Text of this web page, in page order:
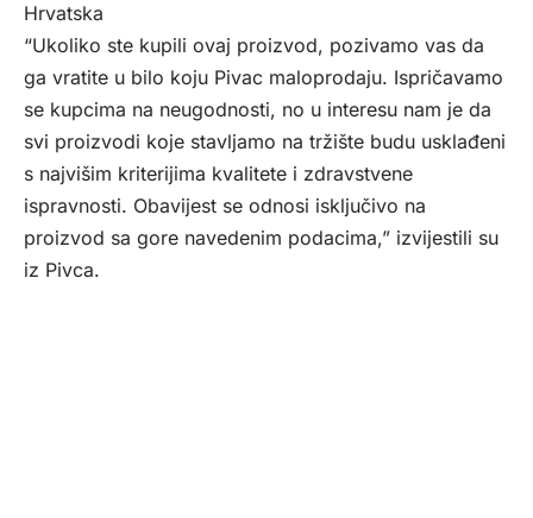
Hrvatska
“Ukoliko ste kupili ovaj proizvod, pozivamo vas da
ga vratite u bilo koju Pivac maloprodaju. Ispričavamo
se kupcima na neugodnosti, no u interesu nam je da
svi proizvodi koje stavljamo na tržište budu usklađeni
s najvišim kriterijima kvalitete i zdravstvene
ispravnosti. Obavijest se odnosi isključivo na
proizvod sa gore navedenim podacima,” izvijestili su
iz Pivca.